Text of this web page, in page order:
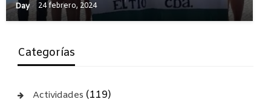
Day 24 febrero, 2024
Categorías
Actividades (119)